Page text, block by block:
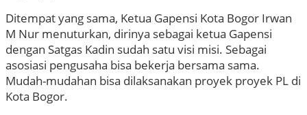
Ditempat yang sama, Ketua Gapensi Kota Bogor Irwan
M Nur menuturkan, dirinya sebagai ketua Gapensi
dengan Satgas Kadin sudah satu visi misi. Sebagai
asosiasi pengusaha bisa bekerja bersama sama.
Mudah-mudahan bisa dilaksanakan proyek proyek PL di
Kota Bogor.